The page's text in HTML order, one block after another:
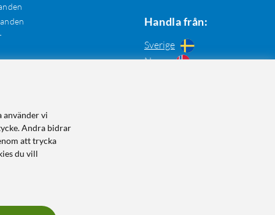
Handla från:
Sverige
Norge
använder vi
Andra bidrar
att trycka
du vill